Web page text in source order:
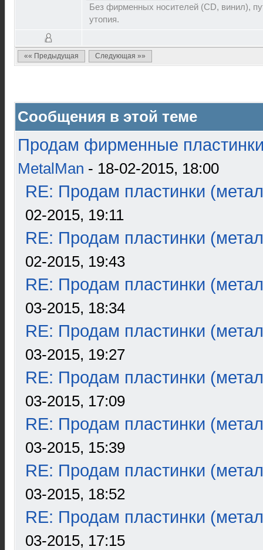
Без фирменных носителей (CD, винил),
утопия.
«« Предыдущая Следующая »»
Сообщения в этой теме
Продам фирменные
MetalMan - 18-02-2015, 18:00
RE: Продам пластинки
02-2015, 19:11
RE: Продам пластинки
02-2015, 19:43
RE: Продам пластинки
03-2015, 18:34
RE: Продам пластинки
03-2015, 19:27
RE: Продам пластинки
03-2015, 17:09
RE: Продам пластинки
03-2015, 15:39
RE: Продам пластинки
03-2015, 18:52
RE: Продам пластинки
03-2015, 17:15